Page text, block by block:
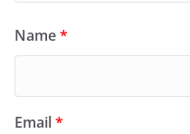
Name*
Email*